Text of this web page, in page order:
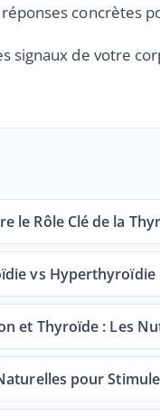
concrètes
signaux de votre
le Rôle Clé de la
vs Hyperthyroïdie
et Thyroïde : Les
pour